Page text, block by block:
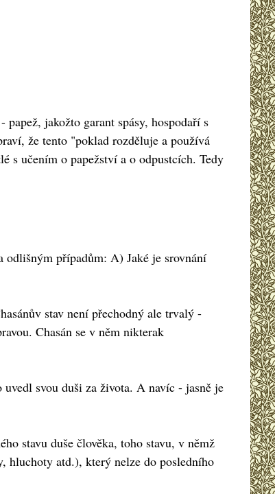
jakožto garant spásy, hospodaří s
že tento "poklad rozděluje a používá
s učením o papežství a o odpustcích. Tedy
odlišným případům: A) Jaké je srovnání
stav není přechodný ale trvalý -
Chasán se v něm nikterak
svou duši za života. A navíc - jasně je
stavu duše člověka, toho stavu, v němž
hluchoty atd.), který nelze do posledního